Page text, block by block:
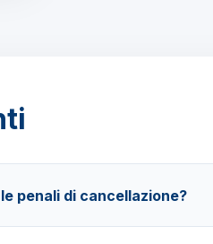
penali di cancellazione?